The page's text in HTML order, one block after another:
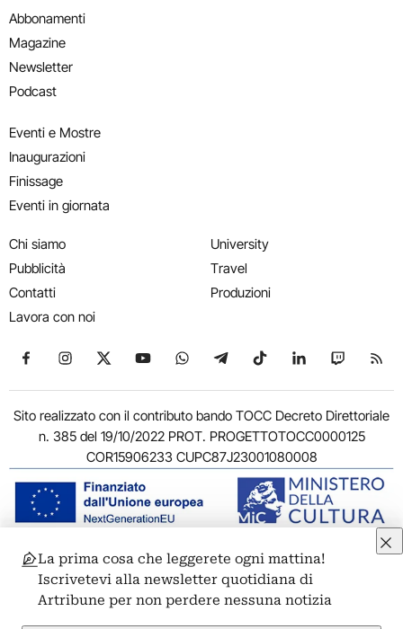
Abbonamenti
Magazine
Newsletter
Podcast
Eventi e Mostre
Inaugurazioni
Finissage
Eventi in giornata
Chi siamo
Pubblicità
Contatti
Lavora con noi
University
Travel
Produzioni
Seguici su Facebook
Seguici su Instagram
Seguici su X
Seguici su YouTube
Seguici su WhatsApp
Seguici su Telegram
Seguici su TikTok
Seguici su
Seguici
Sito realizzato con il contributo bando TOCC Decreto Direttoriale
n. 385 del 19/10/2022 PROT. PROGETTOTOCC0000125
COR15906233 CUPC87J23001080008
© 2011-2026 ARTRIBUNE srl – Corso Vittorio Emanuele II, 287 –
00186 Roma - P.I. 11381581005
Privacy: Responsabile della protezione dei dati personali
La prima cosa che leggerete ogni mattina!
Iscrivetevi alla newsletter quotidiana di
Artribune per non perdere nessuna notizia